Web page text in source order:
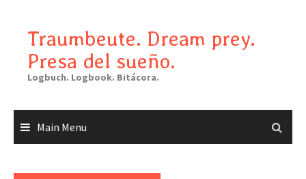
contentTraumbeute. Dream prey.
Presa del sueño.
Logbuch. Logbook. Bitácora.
Main Menu